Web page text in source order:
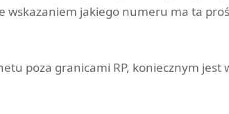
wskazaniem jakiego numeru ma ta
poza granicami RP, koniecznym jest